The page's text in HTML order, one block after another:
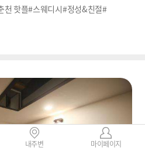
천 핫플#스웨디시#정성&친절#
내주변 마이페이지